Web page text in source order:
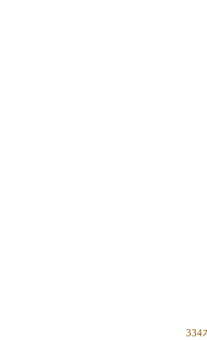
334